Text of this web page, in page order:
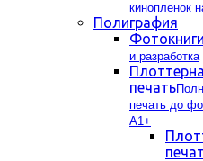
кинопленок
Полиграфия
Фотокниги
и разработка
печать
печать до
А1+